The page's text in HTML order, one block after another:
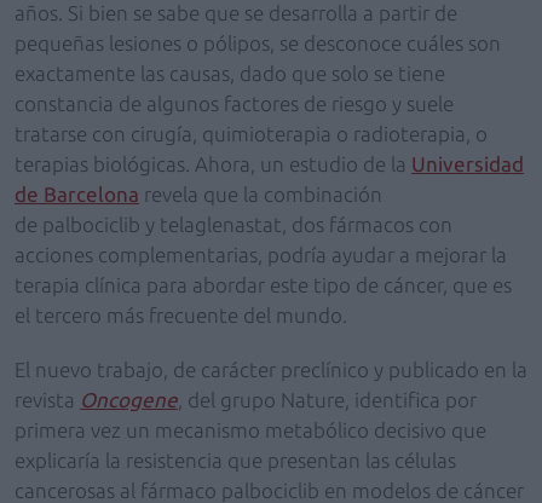
años. Si bien se sabe que se desarrolla a partir de
pequeñas lesiones o pólipos, se desconoce cuáles son
exactamente las causas, dado que solo se tiene
constancia de algunos factores de riesgo y suele
tratarse con cirugía, quimioterapia o radioterapia, o
terapias biológicas. Ahora, un estudio de la Universidad
de Barcelona revela que la combinación
de palbociclib y telaglenastat, dos fármacos con
acciones complementarias, podría ayudar a mejorar la
terapia clínica para abordar este tipo de cáncer, que es
el tercero más frecuente del mundo.
El nuevo trabajo, de carácter preclínico y publicado en la
revista Oncogene , del grupo Nature, identifica por
primera vez un mecanismo metabólico decisivo que
explicaría la resistencia que presentan las células
cancerosas al fármaco palbociclib en modelos de cáncer